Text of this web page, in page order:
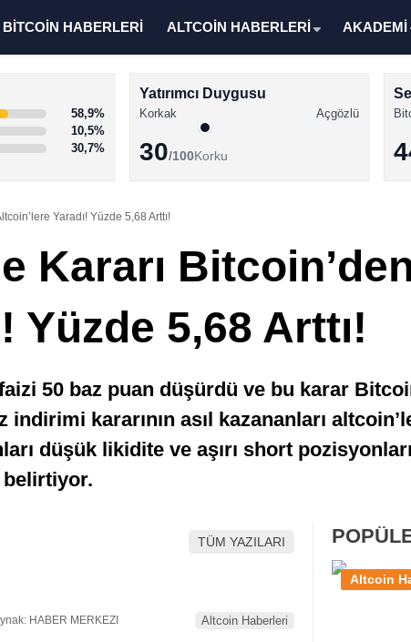
BİTCOİN HABERLERİ ALTCOİN HABERLERİ AKADEMİ
58,9%
10,5%
30,7%
Yatırımcı Duygusu
Korkak Açgözlü
30/100Korku
Yaradı! Yüzde 5,68 Arttı!
Kararı
Yüzde 5,68 Arttı!
50 baz puan düşürdü ve bu karar
kararının asıl kazananları
düşük likidite ve aşırı short
TÜM YAZILARI
HABER MERKEZI Altcoin Haberleri
Altcoin